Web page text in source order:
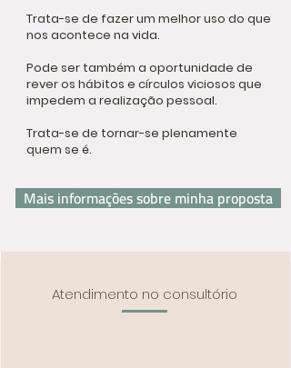
Trata-se de fazer um melhor uso do que
nos acontece na vida.
Pode ser também a oportunidade de
rever os hábitos e círculos viciosos que
impedem a realização pessoal.
Trata-se de tornar-se plenamente
quem se é.
Mais informações sobre minha proposta
Atendimento no consultório